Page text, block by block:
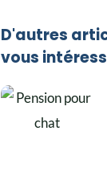
D'autres
vous